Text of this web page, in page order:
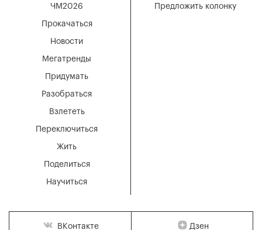
Мегатренды
Придумать
Разобраться
Взлететь
Новости
Переключиться
Жить
Поделиться
Научиться
ЧМ2026
Прокачаться
Предложить колонку
ВКонтакте Дзен